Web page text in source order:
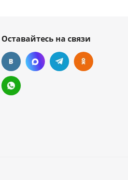
Оставайтесь на связи